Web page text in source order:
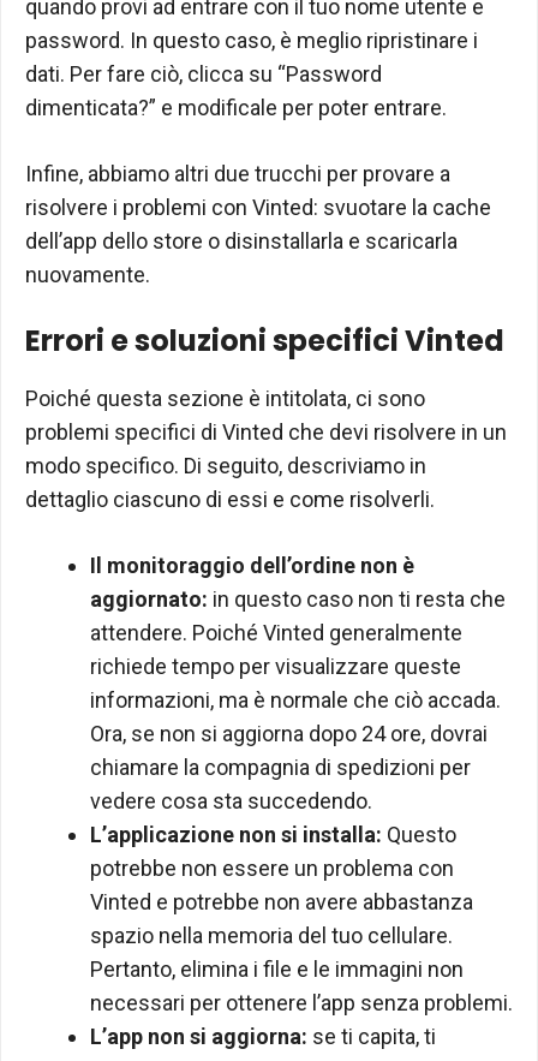
quando provi ad entrare con il tuo nome utente e
password. In questo caso, è meglio ripristinare i
dati. Per fare ciò, clicca su “Password
dimenticata?” e modificale per poter entrare.
Infine, abbiamo altri due trucchi per provare a
risolvere i problemi con Vinted: svuotare la cache
dell’app dello store o disinstallarla e scaricarla
nuovamente.
Errori e soluzioni specifici Vinted
Poiché questa sezione è intitolata, ci sono
problemi specifici di Vinted che devi risolvere in un
modo specifico. Di seguito, descriviamo in
dettaglio ciascuno di essi e come risolverli.
Il monitoraggio dell’ordine non è
aggiornato: in questo caso non ti resta che
attendere. Poiché Vinted generalmente
richiede tempo per visualizzare queste
informazioni, ma è normale che ciò accada.
Ora, se non si aggiorna dopo 24 ore, dovrai
chiamare la compagnia di spedizioni per
vedere cosa sta succedendo.
L’applicazione non si installa: Questo
potrebbe non essere un problema con
Vinted e potrebbe non avere abbastanza
spazio nella memoria del tuo cellulare.
Pertanto, elimina i file e le immagini non
necessari per ottenere l’app senza problemi.
L’app non si aggiorna: se ti capita, ti